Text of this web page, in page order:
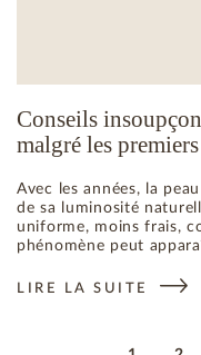
Conseils
malgré les
Avec les années, la
de sa luminosité
uniforme, moins frais,
phénomène peut
LIRE LA SUITE